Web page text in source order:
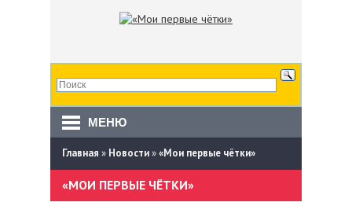
МЕНЮ
Главная » Новости»«Мои первые чётки»
«МОИ ПЕРВЫЕ ЧЁТКИ»